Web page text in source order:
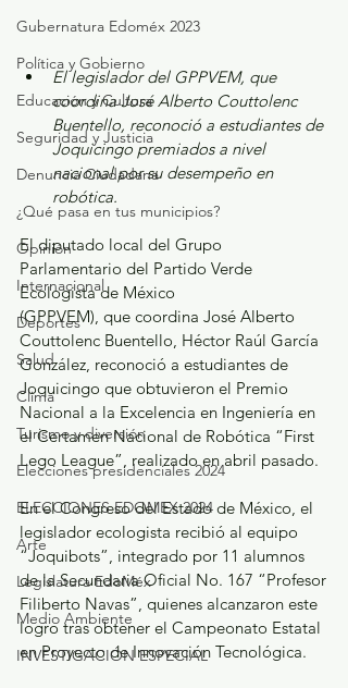
Gubernatura Edoméx 2023
Política y Gobierno
Educación y Cultura
Seguridad y Justicia
Denuncia Ciudadana
¿Qué pasa en tus municipios?
Opinión
Internacional
Deportes
Salud
Clima
Turismo y diversión
Elecciones presidenciales 2024
ELECCIONES EDOMEX 2024
Arte
Legislatura EdoMéx
Medio Ambiente
INVESTIGACIÓN ESPECIAL
El legislador del GPPVEM, que
coordina José Alberto Couttolenc
Buentello, reconoció a estudiantes de
Joquicingo premiados a nivel
nacional por su desempeño en
robótica.
El diputado local del Grupo
Parlamentario del Partido Verde
Ecologista de México
(GPPVEM), que coordina José Alberto
Couttolenc Buentello, Héctor Raúl García
González, reconoció a estudiantes de
Joquicingo que obtuvieron el Premio
Nacional a la Excelencia en Ingeniería en
el Certamen Nacional de Robótica “First
Lego League”, realizado en abril pasado.
En el Congreso del Estado de México, el
legislador ecologista recibió al equipo
“Joquibots”, integrado por 11 alumnos
de la Secundaria Oficial No. 167 “Profesor
Filiberto Navas”, quienes alcanzaron este
logro tras obtener el Campeonato Estatal
en Proyecto de Innovación Tecnológica.